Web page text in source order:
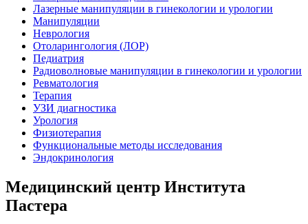
Лазерные манипуляции в гинекологии и урологии
Манипуляции
Неврология
Отоларингология (ЛОР)
Педиатрия
Радиоволновые манипуляции в гинекологии и урологии
Ревматология
Терапия
УЗИ диагностика
Урология
Физиотерапия
Функциональные методы исследования
Эндокринология
Медицинский центр Института
Пастера